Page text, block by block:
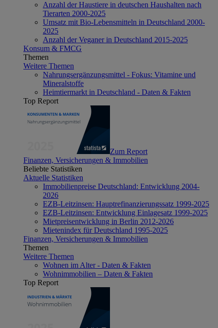
Anzahl der Haustiere in deutschen Haushalten nach
Tierarten 2000-2025
Umsatz mit Bio-Lebensmitteln in Deutschland 2000-
2025
Anzahl der Veganer in Deutschland 2015-2025
Konsum & FMCG
Themen
Weitere Themen
Nahrungsergänzungsmittel - Fokus: Vitamine und
Mineralstoffe
Heimtiermarkt in Deutschland - Daten & Fakten
Top Report
Zum Report
Finanzen, Versicherungen & Immobilien
Beliebte Statistiken
Aktuelle Statistiken
Immobilienpreise Deutschland: Entwicklung 2004-
2026
EZB-Leitzinsen: Hauptrefinanzierungssatz 1999-2025
EZB-Leitzinsen: Entwicklung Einlagesatz 1999-2025
Mietpreisentwicklung in Berlin 2012-2026
Mietenindex für Deutschland 1995-2025
Finanzen, Versicherungen & Immobilien
Themen
Weitere Themen
Wohnen im Alter - Daten & Fakten
Wohnimmobilien – Daten & Fakten
Top Report